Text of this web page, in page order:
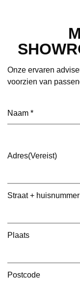
Onze ervaren
voorzien van
Adres(Vereist)
Straat + huisnummer
Plaats
Postcode